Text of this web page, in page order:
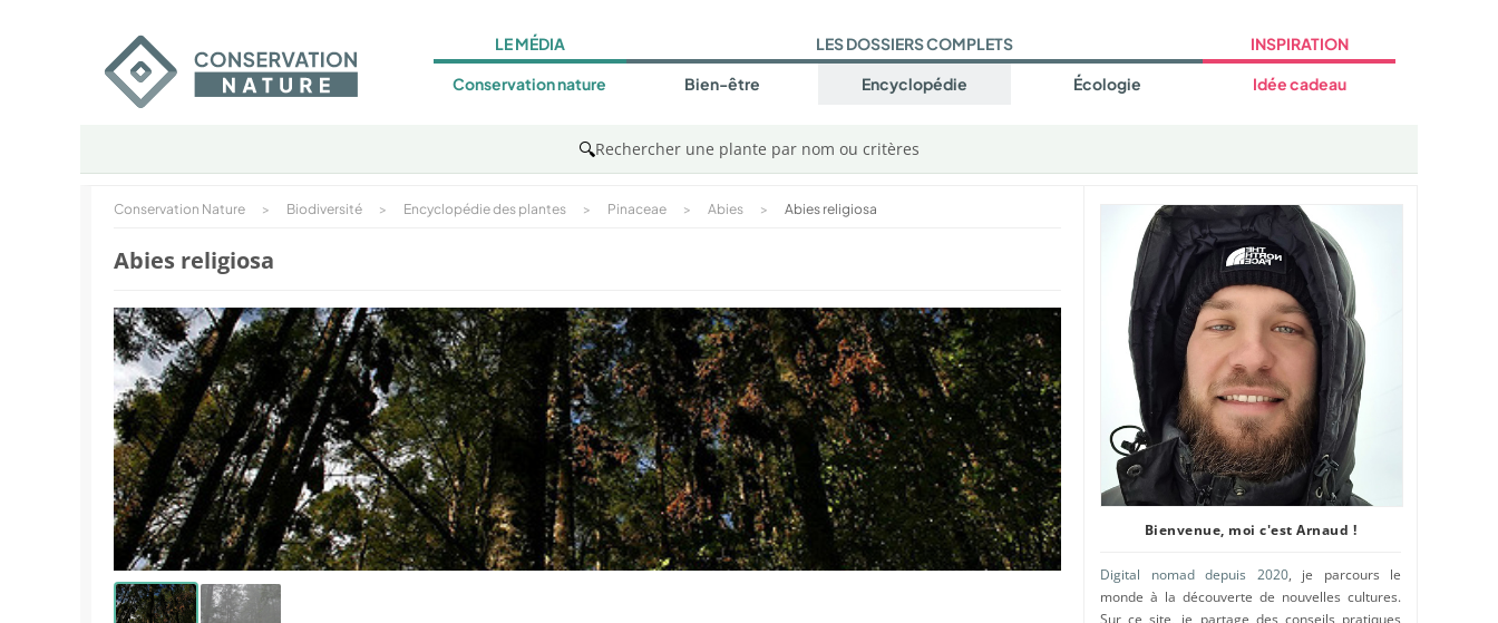
LE MÉDIA
Conservation nature
LES DOSSIERS COMPLETS
Bien-être Encyclopédie Écologie
INSPIRATION
Idée cadeau
🔍Rechercher une plante par nom ou critères
Conservation Nature > Biodiversité > Encyclopédie des plantes > Pinaceae > Abies > Abies religiosa
Abies religiosa
Bienvenue, moi c'est Arnaud !
Digital nomad depuis 2020, je parcours le
monde à la découverte de nouvelles cultures.
Sur ce site, je partage des conseils pratiques